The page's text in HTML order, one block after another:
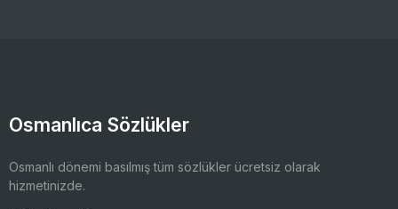
Osmanlıca Sözlükler
Osmanlı dönemi basılmış tüm sözlükler ücretsiz olarak
hizmetinizde.